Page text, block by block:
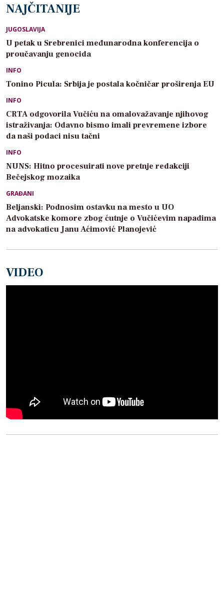
NAJČITANIJE
JUGOSLAVIJA
U petak u Srebrenici međunarodna konferencija o
proučavanju genocida
INFO
Tonino Picula: Srbija je postala kočničar proširenja EU
INFO
CRTA odgovorila Vučiću na omalovažavanje njihovog
istraživanja: Odavno bismo imali prevremene izbore
da naši podaci nisu tačni
INFO
NUNS: Hitno procesuirati nove pretnje redakciji
Bečejskog mozaika
GRAĐANI
Beljanski: Podnosim ostavku na mesto u UO
Advokatske komore zbog ćutnje o Vučićevim napadima
na advokaticu Janu Aćimović Planojević
VIDEO